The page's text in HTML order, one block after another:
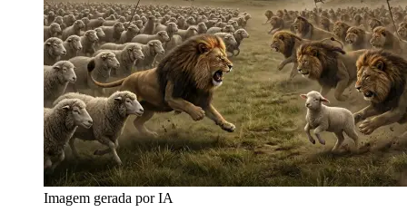
Imagem gerada por IA